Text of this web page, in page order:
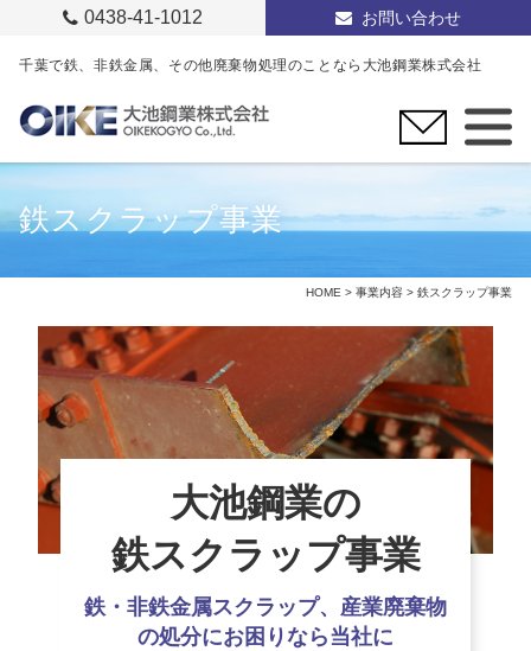
0438-41-1012 お問い合わせ
千葉で鉄、非鉄金属、その他廃棄物処理のことなら大池鋼業株式会社
鉄スクラップ事業
HOME > 事業内容 > 鉄スクラップ事業
大池鋼業の
鉄スクラップ事業
鉄・非鉄金属スクラップ、産業廃棄物
の処分にお困りなら当社に